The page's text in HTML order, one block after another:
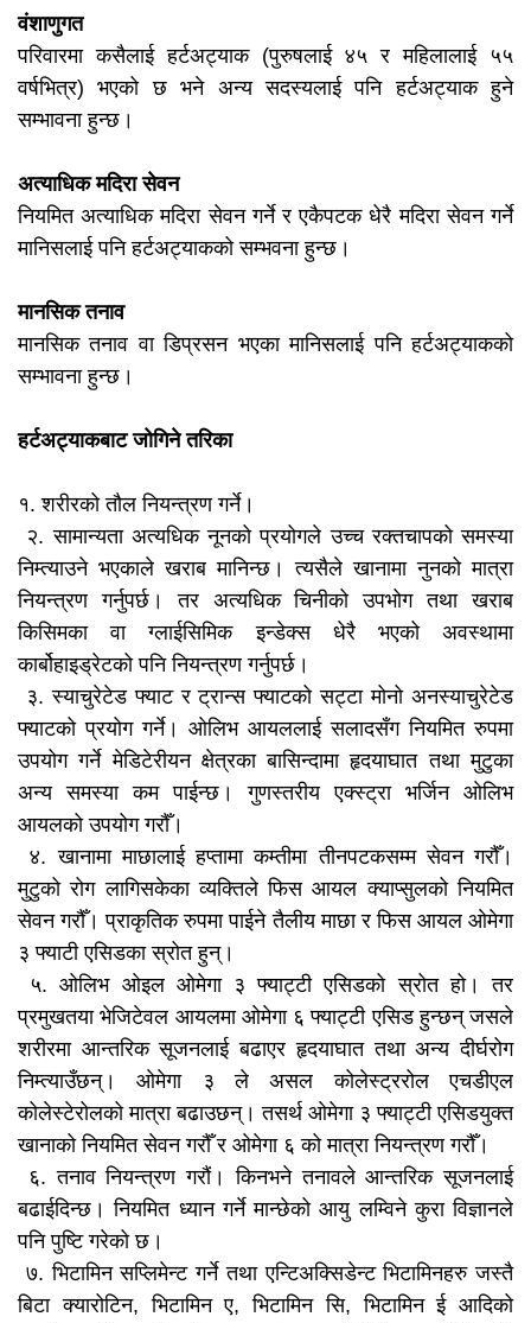
वंशाणुगत
परिवारमा कसैलाई हर्टअट्याक (पुरुषलाई ४५ र महिलालाई ५५
वर्षभित्र) भएको छ भने अन्य सदस्यलाई पनि हर्टअट्याक हुने
सम्भावना हुन्छ।
अत्याधिक मदिरा सेवन
नियमित अत्याधिक मदिरा सेवन गर्ने र एकैपटक धेरै मदिरा सेवन गर्ने
मानिसलाई पनि हर्टअट्याकको सम्भवना हुन्छ।
मानसिक तनाव
मानसिक तनाव वा डिप्रसन भएका मानिसलाई पनि हर्टअट्याकको
सम्भावना हुन्छ।
हर्टअट्याकबाट जोगिने तरिका
१. शरीरको तौल नियन्त्रण गर्ने।
२. सामान्यता अत्यधिक नूनको प्रयोगले उच्च रक्तचापको समस्या
निम्त्याउने भएकाले खराब मानिन्छ। त्यसैले खानामा नुनको मात्रा
नियन्त्रण गर्नुपर्छ। तर अत्यधिक चिनीको उपभोग तथा खराब
किसिमका वा ग्लाईसिमिक इन्डेक्स धेरै भएको अवस्थामा
कार्बोहाइड्रेटको पनि नियन्त्रण गर्नुपर्छ।
३. स्याचुरेटेड फ्याट र ट्रान्स फ्याटको सट्टा मोनो अनस्याचुरेटेड
फ्याटको प्रयोग गर्ने। ओलिभ आयललाई सलादसँग नियमित रुपमा
उपयोग गर्ने मेडिटेरीयन क्षेत्रका बासिन्दामा हृदयाघात तथा मुटुका
अन्य समस्या कम पाईन्छ। गुणस्तरीय एक्स्ट्रा भर्जिन ओलिभ
आयलको उपयोग गरौँ।
४. खानामा माछालाई हप्तामा कम्तीमा तीनपटकसम्म सेवन गरौँ।
मुटुको रोग लागिसकेका व्यक्तिले फिस आयल क्याप्सुलको नियमित
सेवन गरौँ। प्राकृतिक रुपमा पाईने तैलीय माछा र फिस आयल ओमेगा
३ फ्याटी एसिडका स्रोत हुन्।
५. ओलिभ ओइल ओमेगा ३ फ्याट्टी एसिडको स्रोत हो। तर
प्रमुखतया भेजिटेवल आयलमा ओमेगा ६ फ्याट्टी एसिड हुन्छन् जसले
शरीरमा आन्तरिक सूजनलाई बढाएर हृदयाघात तथा अन्य दीर्घरोग
निम्त्याउँछन्। ओमेगा ३ ले असल कोलेस्ट्ररोल एचडीएल
कोलेस्टेरोलको मात्रा बढाउछन्। तसर्थ ओमेगा ३ फ्याट्टी एसिडयुक्त
खानाको नियमित सेवन गरौँ र ओमेगा ६ को मात्रा नियन्त्रण गरौँ।
६. तनाव नियन्त्रण गरौं। किनभने तनावले आन्तरिक सूजनलाई
बढाईदिन्छ। नियमित ध्यान गर्ने मान्छेको आयु लम्विने कुरा विज्ञानले
पनि पुष्टि गरेको छ।
७. भिटामिन सप्लिमेन्ट गर्ने तथा एन्टिअक्सिडेन्ट भिटामिनहरु जस्तै
बिटा क्यारोटिन, भिटामिन ए, भिटामिन सि, भिटामिन ई आदिको